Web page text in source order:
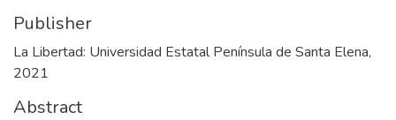
Publisher
La Libertad: Universidad Estatal Península de Santa Elena,
2021
Abstract